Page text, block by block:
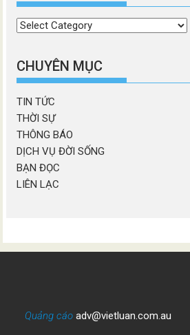
Chọn
mục
CHUYÊN MỤC
TIN TỨC
THỜI SỰ
THÔNG BÁO
DỊCH VỤ ĐỜI SỐNG
BẠN ĐỌC
LIÊN LẠC
Quảng cáo adv@vietluan.com.au